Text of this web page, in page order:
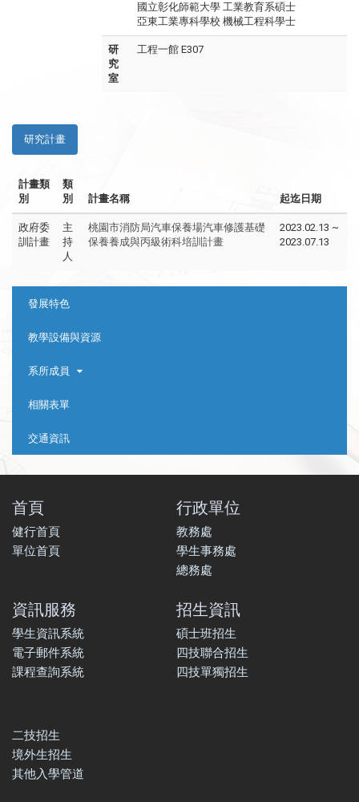
國立彰化師範大學 工業教育系碩士
亞東工業專科學校 機械工程科學士
研
究
室
工程一館 E307
研究計畫
計畫類
別
類
別
計畫名稱 起迄日期
政府委
訓計畫
主
持
人
桃園市消防局汽車保養場汽車修護基礎
保養養成與丙級術科培訓計畫
2023.02.13 ~
2023.07.13
發展特色
教學設備與資源
系所成員
相關表單
交通資訊
首頁
健行首頁
單位首頁
行政單位
教務處
學生事務處
總務處
資訊服務
學生資訊系統
電子郵件系統
課程查詢系統
招生資訊
碩士班招生
四技聯合招生
四技單獨招生
二技招生
境外生招生
其他入學管道